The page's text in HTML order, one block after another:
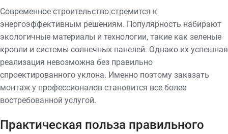
Современное строительство стремится к
энергоэффективным решениям. Популярность набирают
экологичные материалы и технологии, такие как зеленые
кровли и системы солнечных панелей. Однако их успешная
реализация невозможна без правильно
спроектированного уклона. Именно поэтому заказать
монтаж у профессионалов становится все более
востребованной услугой.
Практическая польза правильного